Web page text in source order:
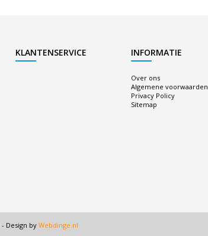
KLANTENSERVICE INFORMATIE
Over ons
Algemene voorwaarden
Privacy Policy
Sitemap
- Design by Webdinge.nl